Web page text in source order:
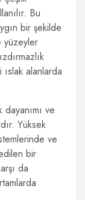
Bu
bir şekilde
yüzeyler
alanlarda
dayanımı ve
Yüksek
ve
bir
da